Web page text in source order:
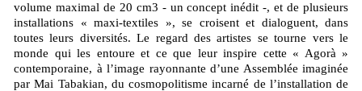
volume maximal de 20 cm3 - un concept inédit -, et de plusieurs
installations « maxi-textiles », se croisent et dialoguent, dans
toutes leurs diversités. Le regard des artistes se tourne vers le
monde qui les entoure et ce que leur inspire cette « Agorà »
contemporaine, à l’image rayonnante d’une Assemblée imaginée
par Mai Tabakian, du cosmopolitisme incarné de l’installation de